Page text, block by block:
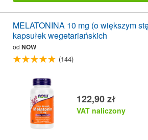
MELATONINA 10 mg (o większym
kapsułek wegetariańskich
od NOW
(144)
122,90 zł
VAT naliczony